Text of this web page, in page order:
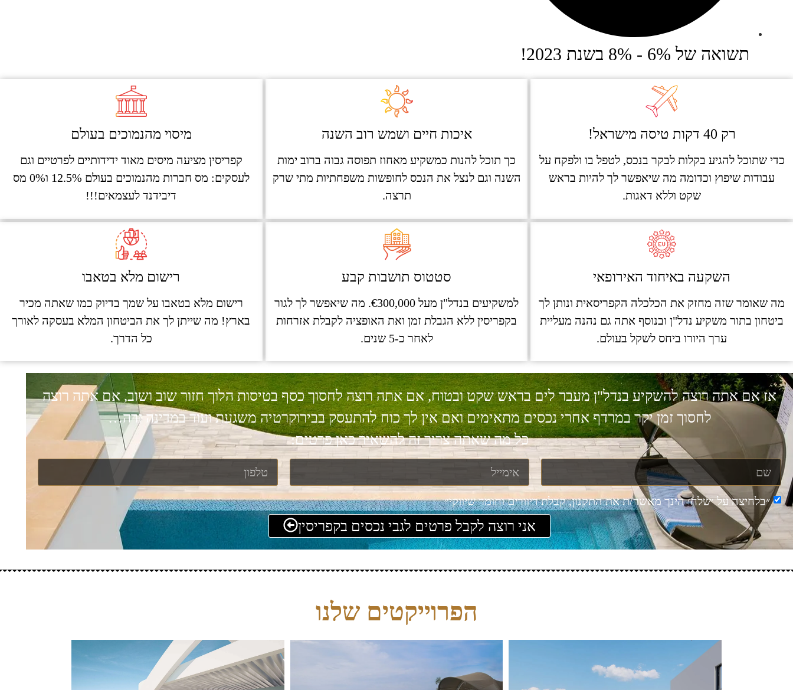
תשואה של 6% - 8% בשנת 2023!
רק 40 דקות טיסה מישראל!
כדי שתוכל להגיע בקלות לבקר בנכס, לטפל בו ולפקח על
עבודות שיפוץ וכדומה מה שיאפשר לך להיות בראש
שקט וללא דאגות.
איכות חיים ושמש רוב השנה
כך תוכל להנות כמשקיע מאחוז תפוסה גבוה ברוב ימות
השנה וגם לנצל את הנכס לחופשות משפחתיות מתי שרק
תרצה.
מיסוי מהנמוכים בעולם
קפריסין מציעה מיסים מאוד ידידותיים לפרטיים וגם
לעסקים: מס חברות מהנמוכים בעולם 12.5% ו0% מס
דיבידנד לעצמאים!!!
השקעה באיחוד האירופאי
מה שאומר שזה מחזק את הכלכלה הקפריסאית ונותן לך
ביטחון בתור משקיע נדל"ן ובנוסף אתה גם נהנה מעליית
ערך היורו ביחס לשקל בעולם.
סטטוס תושבות קבע
למשקיעים בנדל"ן מעל €300,000. מה שיאפשר לך לגור
בקפריסין ללא הגבלת זמן ואת האופציה לקבלת אזרחות
לאחר כ-5 שנים.
רישום מלא בטאבו
רישום מלא בטאבו על שמך בדיוק כמו שאתה מכיר
בארץ! מה שייתן לך את הביטחון המלא בעסקה לאורך
כל הדרך.
אז אם אתה רוצה להשקיע בנדל"ן מעבר לים בראש שקט ובטוח, אם אתה רוצה לחסוך כסף בטיסות הלוך חזור שוב ושוב, אם אתה רוצה
לחסוך זמן יקר במרדף אחרי נכסים מתאימים ואם אין לך כוח להתעסק בבירוקרטיה משגעת ועוד במדינה זרה…
כל מה שאתה צריך זה להשאיר כאן פרטים:
״בלחיצה על ׳שלח׳ הינך מאשר/ת את התקנון, קבלת דיוורים וחומר שיווקי״
אני רוצה לקבל פרטים לגבי נכסים בקפריסין
הפרוייקטים שלנו